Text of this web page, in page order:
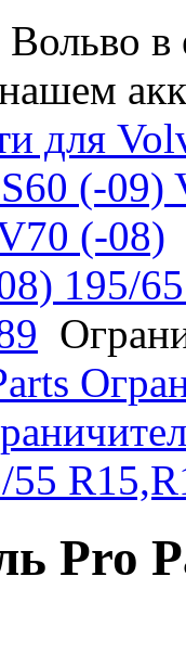
Вольво
для
(-09)
(-08)
195/
Pro